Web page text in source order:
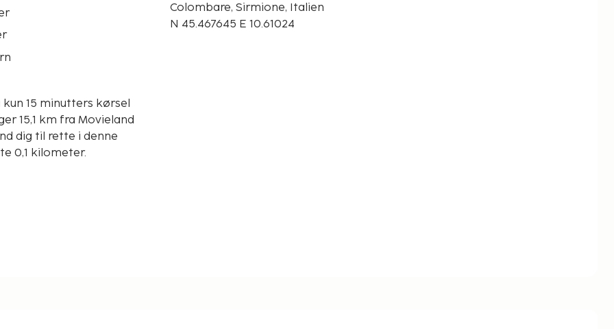
15 minutters kørsel
dig til rette i denne
0,1 kilometer.
Colombare, Sirmione, Italien
N 45.467645 E 10.61024